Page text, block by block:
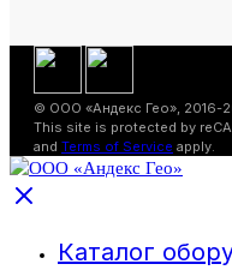
© ООО «Андекс Гео», 2016-
This site is protected by
and Terms of Service apply.
Каталог